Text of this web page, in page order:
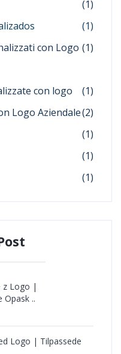
(1)
(1)
con Logo (1)
con logo
(1)
Logo Aziendale(2)
(1)
(1)
(1)
z Logo |
Opask ..
Logo | Tilpassede